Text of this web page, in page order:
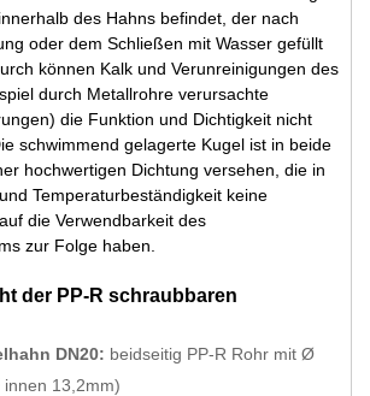
des Hahns befindet, der nach
oder dem Schließen mit Wasser gefüllt
können Kalk und Verunreinigungen des
durch Metallrohre verursachte
die Funktion und Dichtigkeit nicht
schwimmend gelagerte Kugel ist in beide
hochwertigen Dichtung versehen, die in
Temperaturbeständigkeit keine
die Verwendbarkeit des
zur Folge haben.
der PP-R schraubbaren
DN20: beidseitig PP-R Rohr mit Ø
13,2mm)